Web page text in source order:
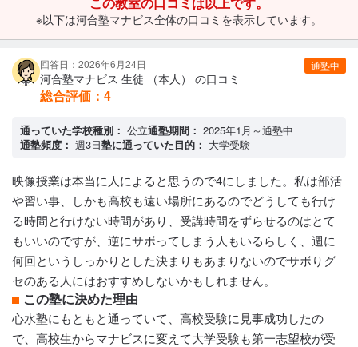
※以下は河合塾マナビス全体の口コミを表示しています。
通塾中
回答日：2026年6月24日
河合塾マナビス 生徒 （本人） の口コミ
総合評価： 4
通っていた学校種別： 公立通塾期間： 2025年1月～通塾中
通塾頻度： 週3日塾に通っていた目的： 大学受験
映像授業は本当に人によると思うので4にしました。私は部活
や習い事、しかも高校も遠い場所にあるのでどうしても行け
る時間と行けない時間があり、受講時間をずらせるのはとて
もいいのですが、逆にサボってしまう人もいるらしく、週に
何回というしっかりとした決まりもあまりないのでサボりグ
セのある人にはおすすめしないかもしれません。
この塾に決めた理由
心水塾にもともと通っていて、高校受験に見事成功したの
で、高校生からマナビスに変えて大学受験も第一志望校が受